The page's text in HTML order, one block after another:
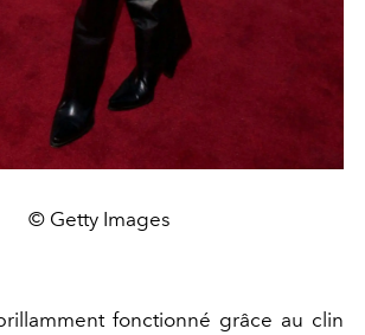
© Getty Images
fonctionné grâce au clin